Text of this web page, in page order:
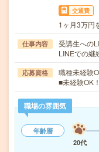
交通費
1ヶ月3万円
仕事内容
受講生への
LINEでの継
応募資格
職種未経験
■未経験OK！
職場の雰囲気
年齢層
20代